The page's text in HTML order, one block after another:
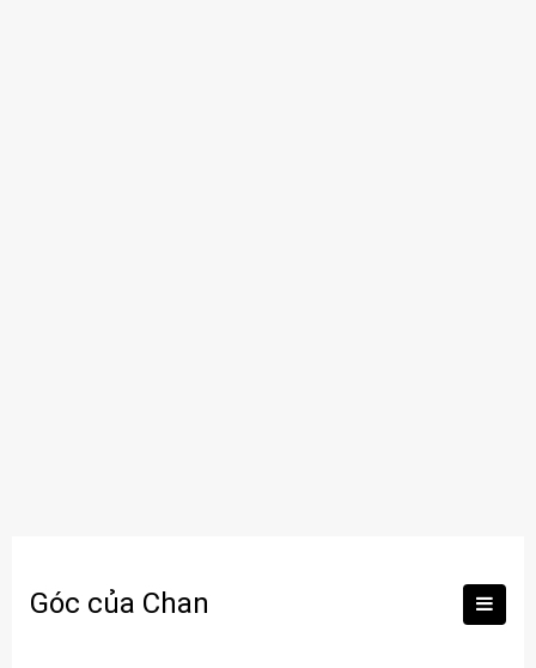
content
Góc của Chan